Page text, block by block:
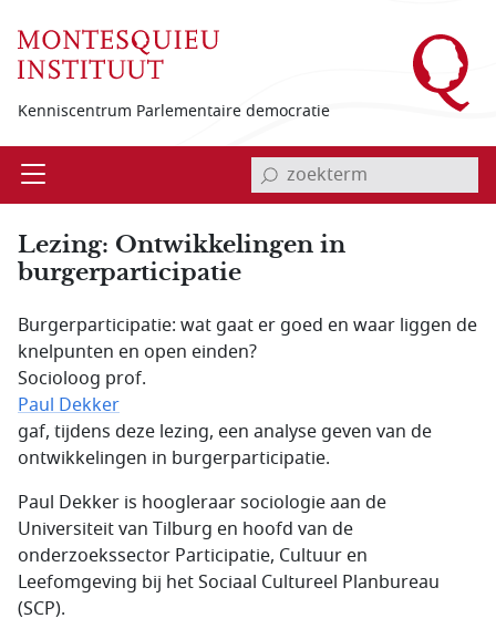
Kenniscentrum Parlementaire democratie
Open invoerveld zoekterm
Lezing: Ontwikkelingen in
burgerparticipatie
Burgerparticipatie: wat gaat er goed en waar liggen de
knelpunten en open einden?
Socioloog prof.
Paul Dekker
gaf, tijdens deze lezing, een analyse geven van de
ontwikkelingen in burgerparticipatie.
Paul Dekker is hoogleraar sociologie aan de
Universiteit van Tilburg en hoofd van de
onderzoekssector Participatie, Cultuur en
Leefomgeving bij het Sociaal Cultureel Planbureau
(SCP).